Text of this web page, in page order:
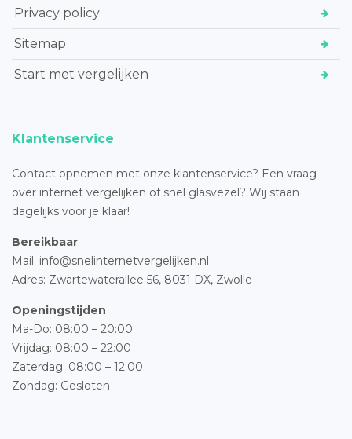
Privacy policy
Sitemap
Start met vergelijken
Klantenservice
Contact opnemen met onze klantenservice? Een vraag
over internet vergelijken of snel glasvezel? Wij staan
dagelijks voor je klaar!
Bereikbaar
Mail: info@snelinternetvergelijken.nl
Adres: Zwartewaterallee 56, 8031 DX, Zwolle
Openingstijden
Ma-Do: 08:00 – 20:00
Vrijdag: 08:00 – 22:00
Zaterdag: 08:00 – 12:00
Zondag: Gesloten